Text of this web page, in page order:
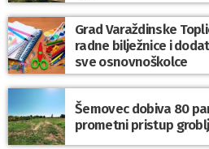
Grad Varaždinske
radne bilježnice i
sve osnovnoškolce
Šemovec dobiva 80
prometni pristup